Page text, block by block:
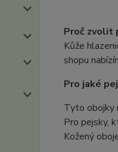
Proč zvolit
Kůže
shopu
Pro jaké
Tyto obojky
Pro pejsky,
Kožený